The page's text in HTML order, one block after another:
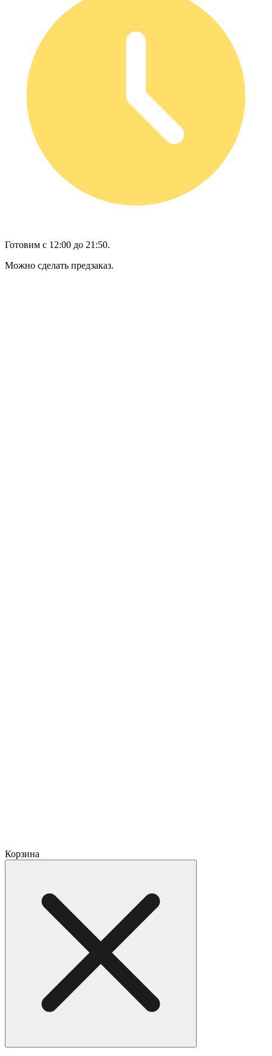
Готовим с 12:00 до 21:50.
Можно сделать предзаказ.
Корзина